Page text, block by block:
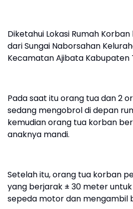
Diketahui Lokasi Rumah
dari Sungai Naborsahan
Kecamatan Ajibata Kabupaten
Pada saat itu orang tua dan 2
sedang mengobrol di depan
kemudian orang tua korban
anaknya mandi.
Setelah itu, orang tua korban
yang berjarak ± 30 meter
sepeda motor dan mengambil